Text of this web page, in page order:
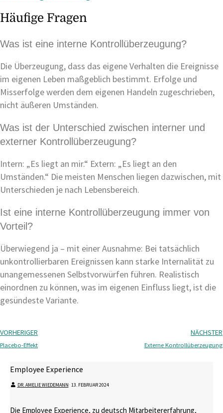
Häufige Fragen
Was ist eine interne Kontrollüberzeugung?
Die Überzeugung, dass das eigene Verhalten die Ereignisse
im eigenen Leben maßgeblich bestimmt. Erfolge und
Misserfolge werden dem eigenen Handeln zugeschrieben,
nicht äußeren Umständen.
Was ist der Unterschied zwischen interner und
externer Kontrollüberzeugung?
Intern: „Es liegt an mir.“ Extern: „Es liegt an den
Umständen.“ Die meisten Menschen liegen dazwischen, mit
Unterschieden je nach Lebensbereich.
Ist eine interne Kontrollüberzeugung immer von
Vorteil?
Überwiegend ja – mit einer Ausnahme: Bei tatsächlich
unkontrollierbaren Ereignissen kann starke Internalität zu
unangemessenen Selbstvorwürfen führen. Realistisch
einordnen zu können, was im eigenen Einfluss liegt, ist die
gesündeste Variante.
VORHERIGER
Placebo-Effekt
NÄCHSTER
Externe Kontrollüberzeugung
Employee Experience
DR. AMELIE WIEDEMANN⋅ 13. FEBRUAR 2024
Die Employee Experience, zu deutsch Mitarbeitererfahrung,